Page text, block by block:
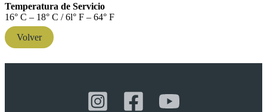
Temperatura de Servicio
16° C – 18° C / 6l° F – 64° F
Volver